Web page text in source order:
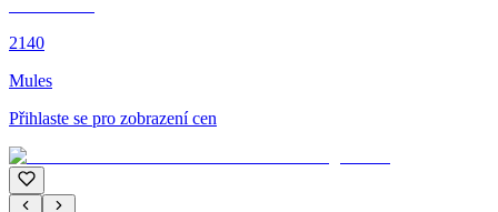
2140
Mules
Přihlaste se pro zobrazení cen